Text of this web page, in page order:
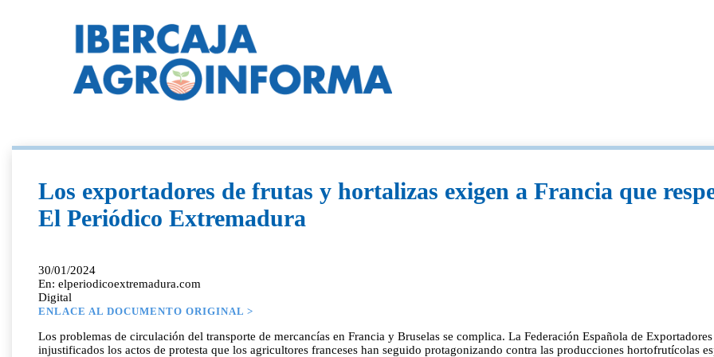
Los exportadores de frutas y hortalizas exigen a Francia que
El Periódico Extremadura
30/01/2024
En: elperiodicoextremadura.com
Digital
ENLACE AL DOCUMENTO ORIGINAL >
Los problemas de circulación del transporte de mercancías en Francia y Bruselas se complica. La Federación Española de
injustificados los actos de protesta que los agricultores franceses han seguido protagonizando contra las producciones hortofrutícolas